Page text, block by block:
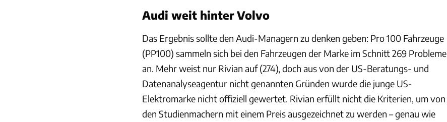
Audi weit hinter Volvo
Das Ergebnis sollte den Audi-Managern zu denken geben: Pro 100 Fahrzeuge
(PP100) sammeln sich bei den Fahrzeugen der Marke im Schnitt 269 Probleme
an. Mehr weist nur Rivian auf (274), doch aus von der US-Beratungs- und
Datenanalyseagentur nicht genannten Gründen wurde die junge US-
Elektromarke nicht offiziell gewertet. Rivian erfüllt nicht die Kriterien, um von
den Studienmachern mit einem Preis ausgezeichnet zu werden – genau wie